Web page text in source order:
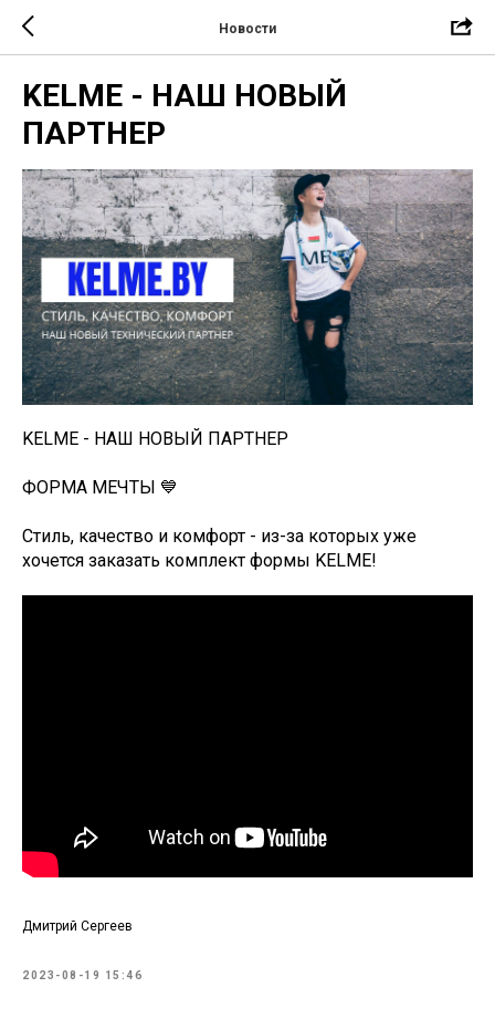
Новости
KELME - НАШ НОВЫЙ
ПАРТНЕР
KELME - НАШ НОВЫЙ ПАРТНЕР
ФОРМА МЕЧТЫ 💙
Стиль, качество и комфорт - из-за которых уже
хочется заказать комплект формы KELME!
Дмитрий Сергеев
2023-08-19 15:46